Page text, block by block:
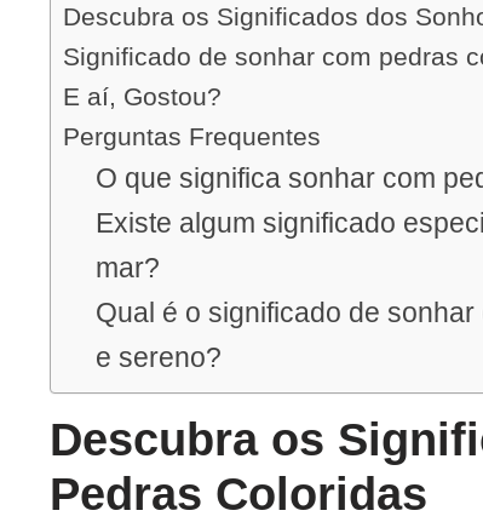
Descubra os Significados dos
Significado de sonhar com pedras
E aí, Gostou?
Perguntas Frequentes
O que significa sonhar com
Existe algum significado
mar?
Qual é o significado de
e sereno?
Descubra os
Pedras Coloridas